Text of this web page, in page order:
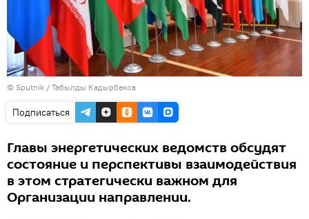
© Sputnik / Табылды Кадырбеков
Подписаться
Главы энергетических ведомств обсудят
состояние и перспективы взаимодействия
в этом стратегически важном для
Организации направлении.